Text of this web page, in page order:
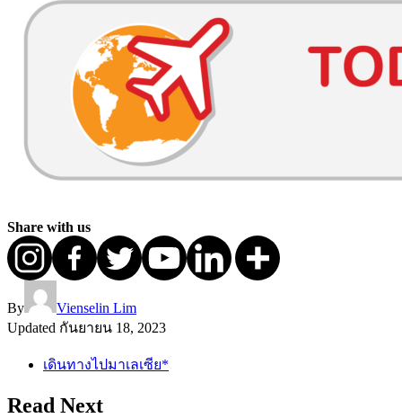
Share with us
By
Vienselin Lim
Updated กันยายน 18, 2023
เดินทางไปมาเลเซีย*
Read Next